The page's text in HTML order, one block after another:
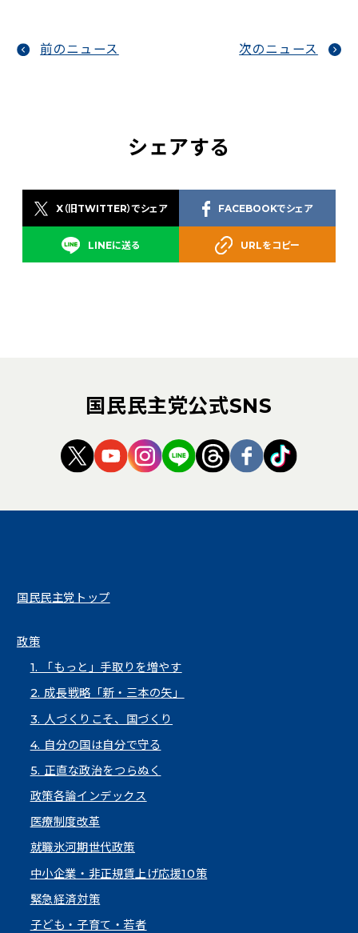
TEAMこくみんうさぎ （新しいタブで開く）
二次創作ガイドライン（新しいタブで開く）
前のニュース 次のニュース
シェアする
X（旧TWITTER）でシェア
LINEに送る
FACEBOOKでシェア
URLをコピー
国民民主党公式SNS
（新しいタブで開く）
（新しいタブで開く）
（新しいタブで開く）
（新しいタブで開く）
（新しいタブで開
（新しいタブ
（新しい
国民民主党トップ
政策
1. 「もっと」手取りを増やす
2. 成長戦略「新・三本の矢」
3. 人づくりこそ、国づくり
4. 自分の国は自分で守る
5. 正直な政治をつらぬく
政策各論インデックス
医療制度改革
就職氷河期世代政策
中小企業・非正規賃上げ応援10策
緊急経済対策
子ども・子育て・若者